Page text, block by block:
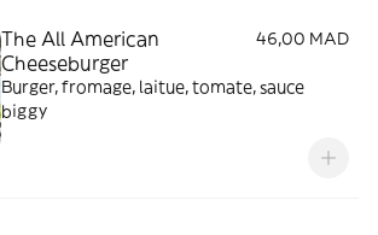
The All American
Cheeseburger
46,00 MAD
Burger, fromage, laitue, tomate, sauce
biggy